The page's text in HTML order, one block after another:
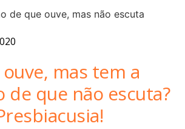
mas tem a
de que não escuta?